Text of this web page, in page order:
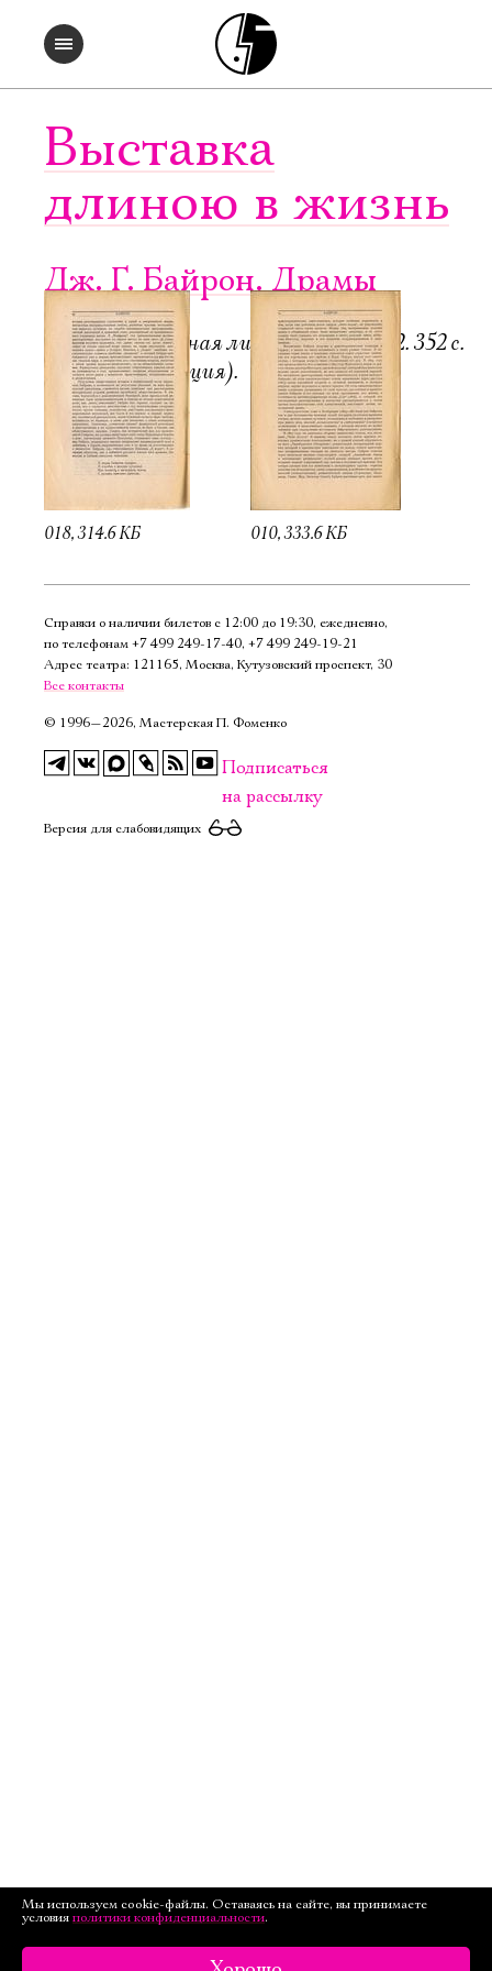
Выставка
длиною в жизнь
Дж. Г. Байрон. Драмы
Пб.-М.: Всемирная литература, 1922. 352 с.
6000 экз. (редакция).
018, 314.6 КБ 010, 333.6 КБ
Справки о наличии билетов с 12:00 до 19:30, ежедневно,
по телефонам +7 499 249‑17‑40, +7 499 249‑19‑21
Адрес театра: 121165, Москва, Кутузовский проспект, 30
Все контакты
© 1996—2026, Мастерская П. Фоменко
Подписаться
на рассылку
Версия для слабовидящих
Мы используем cookie-файлы. Оставаясь на сайте, вы принимаете
условия политики конфиденциальности.